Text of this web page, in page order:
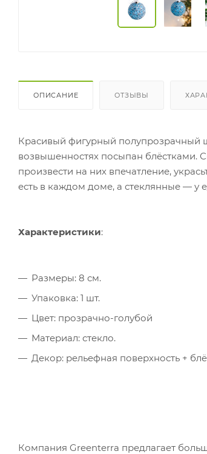
ОПИСАНИЕ ОТЗЫВЫ
Красивый фигурный полупрозрачный
возвышенностях посыпан блёстками.
произвести на них впечатление,
есть в каждом доме, а стеклянные — у
Характеристики:
Размеры: 8 см.
Упаковка: 1 шт.
Цвет: прозрачно-голубой
Материал: стекло.
Декор: рельефная поверхность +
Компания Greenterra предлагает